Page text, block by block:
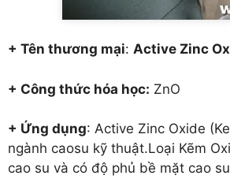
+ Tên thương mại: Active Zinc
+ Công thức hóa học: ZnO
+ Ứng dụng: Active Zinc Oxide
ngành caosu kỹ thuật.Loại Kẽm
cao su và có độ phủ bề mặt cao